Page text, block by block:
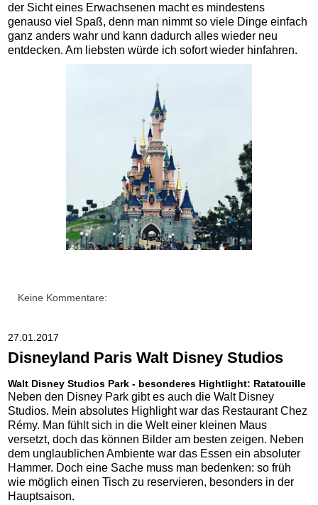
der Sicht eines Erwachsenen macht es mindestens
genauso viel Spaß, denn man nimmt so viele Dinge einfach
ganz anders wahr und kann dadurch alles wieder neu
entdecken. Am liebsten würde ich sofort wieder hinfahren.
Keine Kommentare:
27.01.2017
Disneyland Paris Walt Disney Studios
Walt Disney Studios Park - besonderes Hightlight: Ratatouille
Neben den Disney Park gibt es auch die Walt Disney
Studios. Mein absolutes Highlight war das Restaurant Chez
Rémy. Man fühlt sich in die Welt einer kleinen Maus
versetzt, doch das können Bilder am besten zeigen. Neben
dem unglaublichen Ambiente war das Essen ein absoluter
Hammer. Doch eine Sache muss man bedenken: so früh
wie möglich einen Tisch zu reservieren, besonders in der
Hauptsaison.